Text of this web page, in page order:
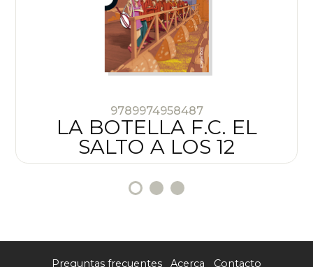
9789974958487
LA BOTELLA F.C. EL
SALTO A LOS 12
Preguntas frecuentes Acerca Contacto